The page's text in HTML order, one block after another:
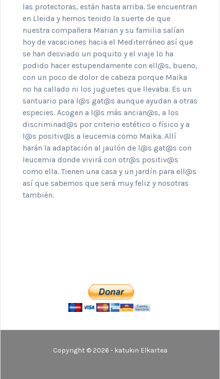
las protectoras, están hasta arriba. Se encuentran
en Lleida y hemos tenido la suerte de que
nuestra compañera Marian y su familia salían
hoy de vacaciones hacia el Mediterráneo así que
se han desviado un poquito y el viaje lo ha
podido hacer estupendamente con ell@s, bueno,
con un poco de dolor de cabeza porque Maika
no ha callado ni los juguetes que llevaba. Es un
santuario para l@s gat@s aunque ayudan a otras
especies. Acogen a l@s más ancian@s, a los
discriminad@s por criterio estético o físico y a
l@s positiv@s a leucemia como Maika. Allí
harán la adaptación al jaulón de l@s gat@s con
leucemia donde vivirá con otr@s positiv@s
como ella. Tienen una casa y un jardín para ell@s
así que sabemos que será muy feliz y nosotras
también.
Copyright © 2026 - katukin Elkartea